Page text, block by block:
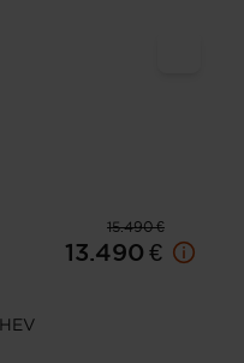
15.490 €
13.490 €